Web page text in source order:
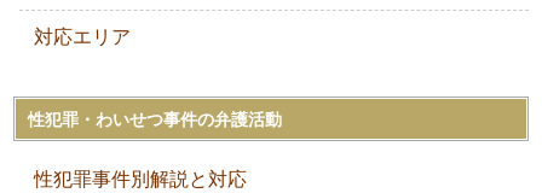
対応エリア
性犯罪・わいせつ事件の弁護活動
性犯罪事件別解説と対応